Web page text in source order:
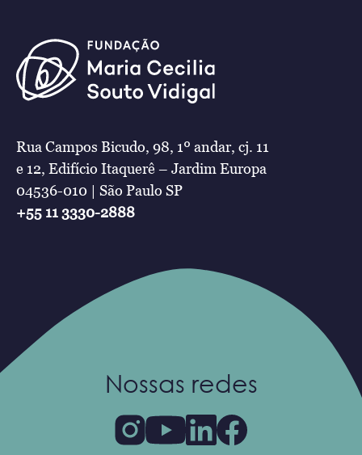
Rua Campos Bicudo, 98, 1º andar, cj. 11
e 12, Edifício Itaquerê – Jardim Europa
04536-010 | São Paulo SP
+55 11 3330-2888
Nossas redes